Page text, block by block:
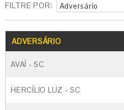
FILTRE POR: Adversário
ADVERSÁRIO
AVAÍ - SC
HERCÍLIO LUZ - SC